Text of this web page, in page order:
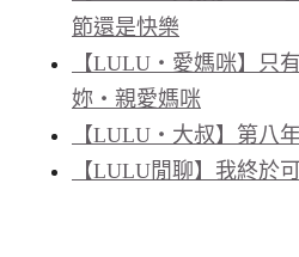
節還是快樂
【LULU‧愛媽咪】只
妳‧親愛媽咪
【LULU‧大叔】第八
【LULU閒聊】我終於